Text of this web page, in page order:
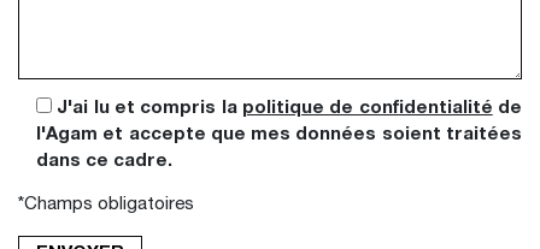
J'ai lu et compris la politique de confidentialité de
l'Agam et accepte que mes données soient traitées
dans ce cadre.
*Champs obligatoires